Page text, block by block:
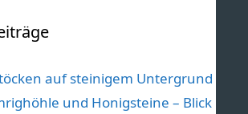
auf steinigem Untergrund
und Honigsteine – Blick